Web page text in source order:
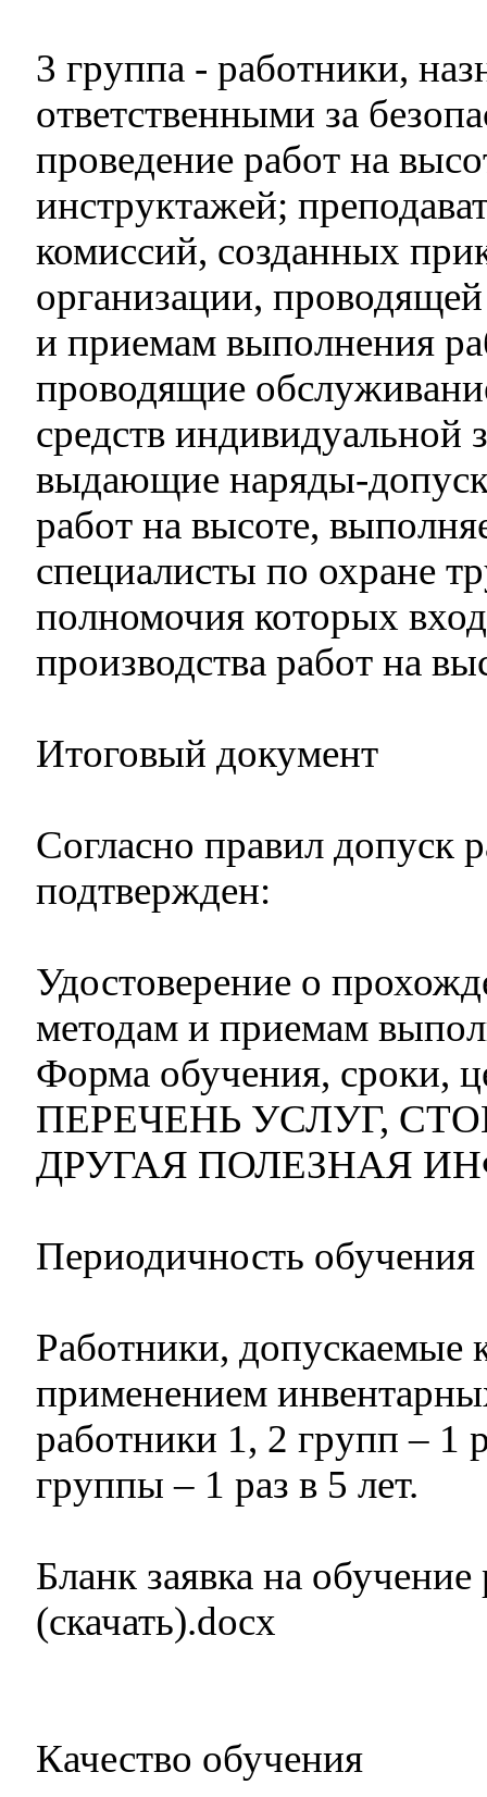
3 группа - работники,
ответственными за
проведение работ на
инструктажей;
комиссий, созданных
организации,
и приемам выполнения
проводящие
средств
выдающие наряды-
работ на высоте,
специалисты по охране
полномочия которых
производства работ на
Итоговый документ
Согласно правил допуск
подтвержден:
Удостоверение о
методам и приемам
Форма обучения,
ПЕРЕЧЕНЬ УСЛУГ,
ДРУГАЯ ПОЛЕЗНАЯ
Периодичность обучения
Работники, допускаемые
применением
работники 1, 2 групп – 1
группы – 1 раз в 5 лет.
Бланк заявка на
(скачать).docx
Качество обучения